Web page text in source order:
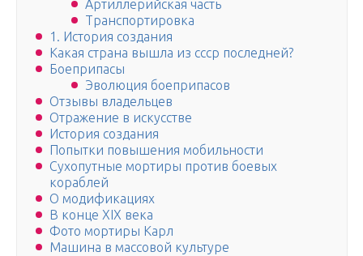
Артиллерийская часть
Транспортировка
1. История создания
Какая страна вышла из ссср последней?
Боеприпасы
Эволюция боеприпасов
Отзывы владельцев
Отражение в искусстве
История создания
Попытки повышения мобильности
Сухопутные мортиры против боевых
кораблей
О модификациях
В конце XIX века
Фото мортиры Карл
Машина в массовой культуре